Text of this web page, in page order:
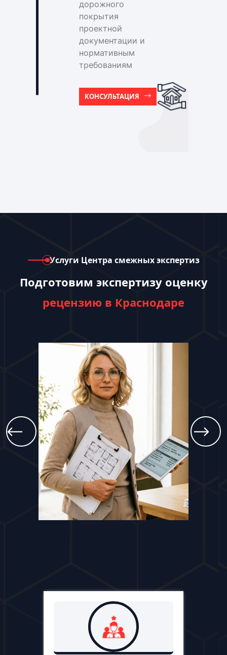
дорожного
покрытия
проектной
документации и
нормативным
требованиям
КОНСУЛЬТАЦИЯ
Услуги Центра смежных экспертиз
Подготовим экспертизу оценку
рецензию в Краснодаре